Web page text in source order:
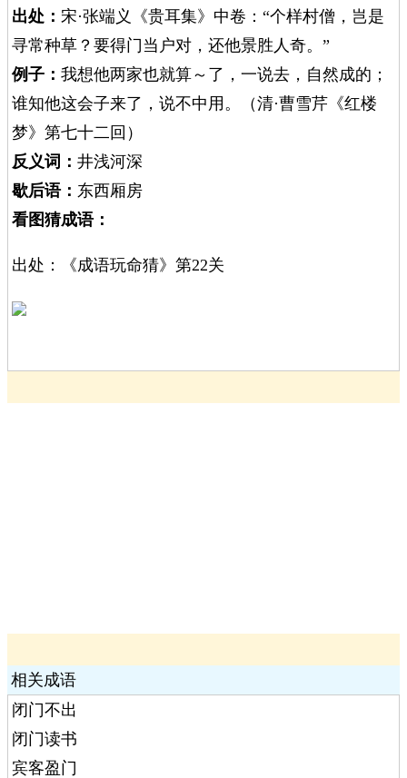
出处： 宋·张端义《贵耳集》中卷：“个样村僧，岂是
寻常种草？要得门当户对，还他景胜人奇。”
例子： 我想他两家也就算～了，一说去，自然成的；
谁知他这会子来了，说不中用。（清·曹雪芹《红楼
梦》第七十二回）
反义词： 井浅河深
歇后语： 东西厢房
看图猜成语：
出处：《成语玩命猜》第22关
相关成语
闭门不出
闭门读书
宾客盈门